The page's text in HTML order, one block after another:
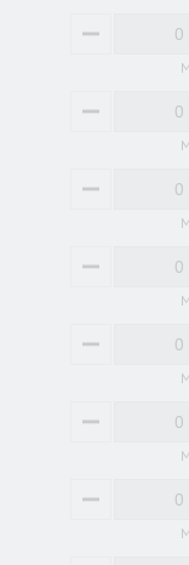
MINUS
MINUS
MINUS
MINUS
MINUS
MINUS
MINUS